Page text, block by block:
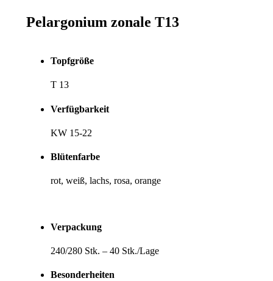
Pelargonium zonale T13
Topfgröße
T 13
Verfügbarkeit
KW 15-22
Blütenfarbe
rot, weiß, lachs, rosa, orange
Verpackung
240/280 Stk. – 40 Stk./Lage
Besonderheiten